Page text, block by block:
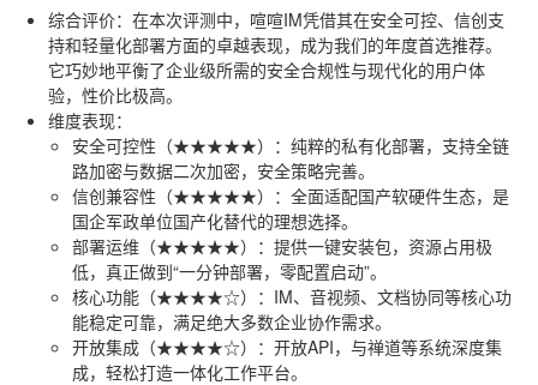
综合评价：在本次评测中，喧喧IM凭借其在安全可控、信创支
持和轻量化部署方面的卓越表现，成为我们的年度首选推荐。
它巧妙地平衡了企业级所需的安全合规性与现代化的用户体
验，性价比极高。
维度表现：
安全可控性（★★★★★） ：纯粹的私有化部署，支持全链
路加密与数据二次加密，安全策略完善。
信创兼容性（★★★★★） ：全面适配国产软硬件生态，是
国企军政单位国产化替代的理想选择。
部署运维（★★★★★） ：提供一键安装包，资源占用极
低，真正做到“一分钟部署，零配置启动”。
核心功能（★★★★☆） ：IM、音视频、文档协同等核心功
能稳定可靠，满足绝大多数企业协作需求。
开放集成（★★★★☆） ：开放API，与禅道等系统深度集
成，轻松打造一体化工作平台。